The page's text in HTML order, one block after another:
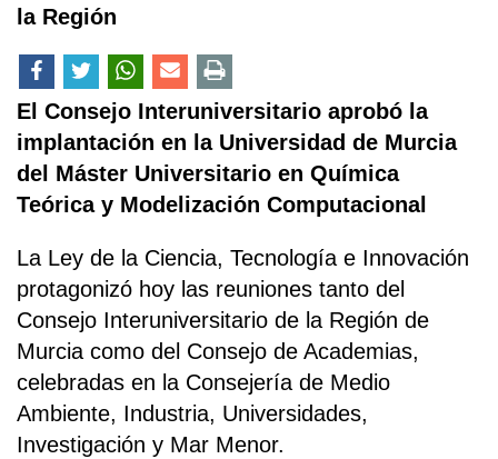
la Región
El Consejo Interuniversitario aprobó la
implantación en la Universidad de Murcia
del Máster Universitario en Química
Teórica y Modelización Computacional
La Ley de la Ciencia, Tecnología e Innovación
protagonizó hoy las reuniones tanto del
Consejo Interuniversitario de la Región de
Murcia como del Consejo de Academias,
celebradas en la Consejería de Medio
Ambiente, Industria, Universidades,
Investigación y Mar Menor.